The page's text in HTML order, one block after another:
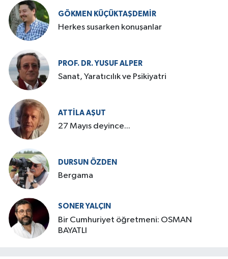
GÖKMEN KÜÇÜKTAŞDEMIR
Herkes susarken konuşanlar
PROF. DR. YUSUF ALPER
Sanat, Yaratıcılık ve Psikiyatri
ATTILA AŞUT
27 Mayıs deyince...
DURSUN ÖZDEN
Bergama
SONER YALÇIN
Bir Cumhuriyet öğretmeni: OSMAN
BAYATLI